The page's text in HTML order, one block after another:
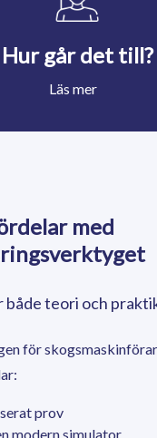
Hur går det till?
Läs mer
med
både teori och
för
prov
modern simulator